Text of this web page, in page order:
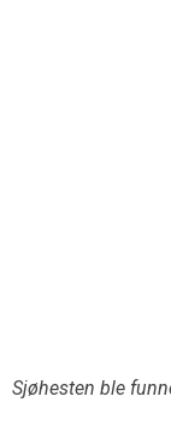
Sjøhesten ble